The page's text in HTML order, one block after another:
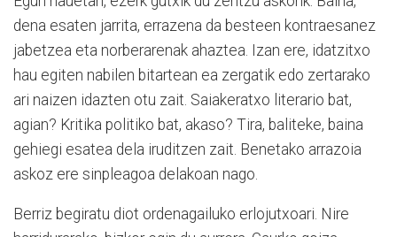
dena esaten jarrita, errazena da besteen kontraesanez
jabetzea eta norberarenak ahaztea. Izan ere, idatzitxo
hau egiten nabilen bitartean ea zergatik edo zertarako
ari naizen idazten otu zait. Saiakeratxo literario bat,
agian? Kritika politiko bat, akaso? Tira, baliteke, baina
gehiegi esatea dela iruditzen zait. Benetako arrazoia
askoz ere sinpleagoa delakoan nago.
Berriz begiratu diot ordenagailuko erlojutxoari. Nire